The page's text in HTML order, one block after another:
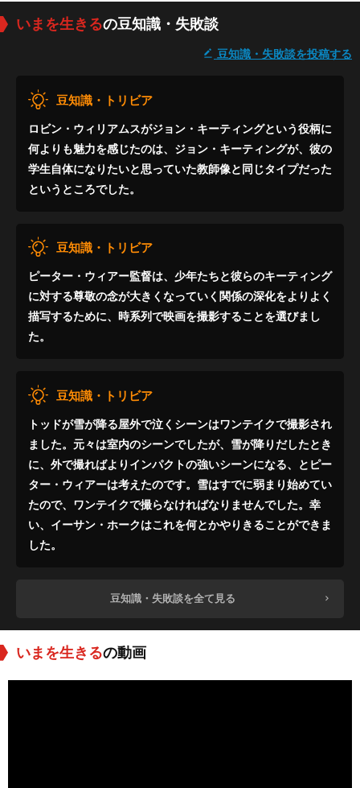
いまを生きるの豆知識・失敗談
豆知識・失敗談を投稿する
豆知識・トリビア
ロビン・ウィリアムスがジョン・キーティングという役柄に
何よりも魅力を感じたのは、ジョン・キーティングが、彼の
学生自体になりたいと思っていた教師像と同じタイプだった
というところでした。
豆知識・トリビア
ピーター・ウィアー監督は、少年たちと彼らのキーティング
に対する尊敬の念が大きくなっていく関係の深化をよりよく
描写するために、時系列で映画を撮影することを選びまし
た。
豆知識・トリビア
トッドが雪が降る屋外で泣くシーンはワンテイクで撮影され
ました。元々は室内のシーンでしたが、雪が降りだしたとき
に、外で撮ればよりインパクトの強いシーンになる、とピー
ター・ウィアーは考えたのです。雪はすでに弱まり始めてい
たので、ワンテイクで撮らなければなりませんでした。幸
い、イーサン・ホークはこれを何とかやりきることができま
した。
豆知識・失敗談を全て見る
いまを生きるの動画